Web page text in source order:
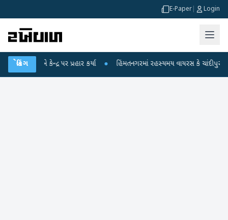
E-Paper Login
બ્રેકિંગ
કેન્દ્ર પર પ્રહાર કર્યા ● હિંમતનગરમાં રહસ્યમય વાયરસ કે ચાંદીપુરા? 6 બાળકોના